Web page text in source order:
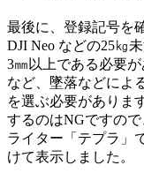
最後に、登録記号を
DJI Neo などの25㎏
3㎜以上である必要
など、墜落などによ
を選ぶ必要がありま
するのはNGですの
ライター「テプラ」
けて表示しました。